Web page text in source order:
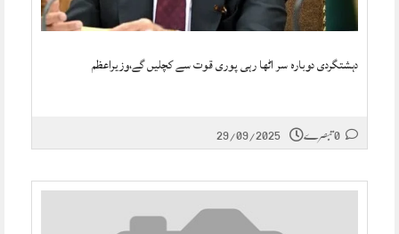
دہشتگردی دوبارہ سر اٹھا رہی پوری قوت سے کچلیں گے،وزیراعظم
29/09/2025